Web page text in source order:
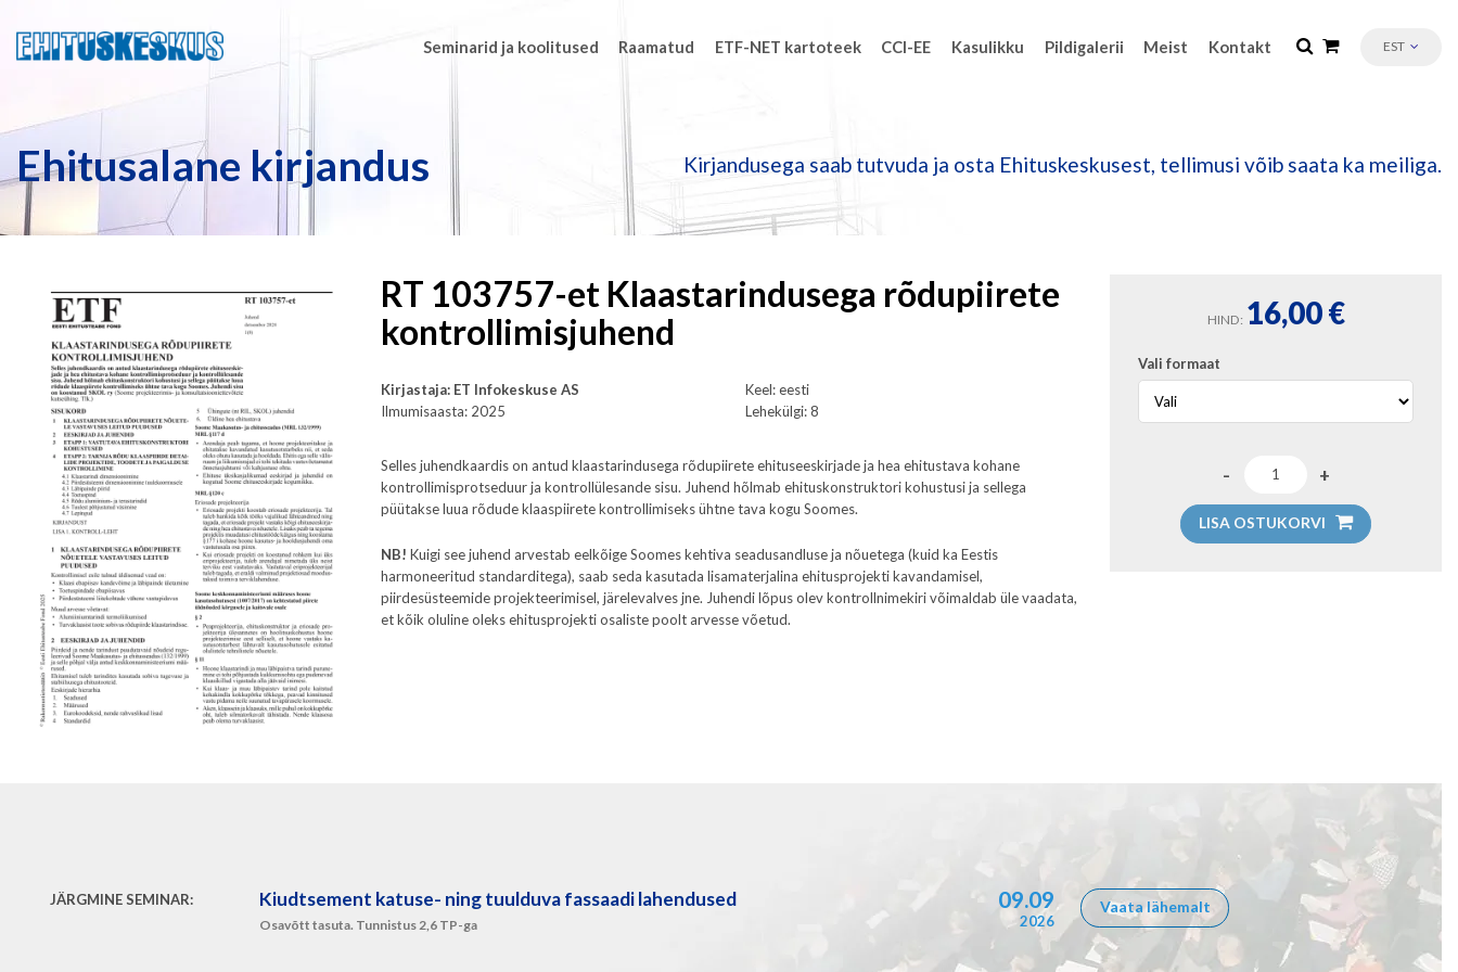
Seminarid ja koolitused Raamatud ETF-NET kartoteek CCI-EE Kasulikku Pildigalerii Meist Kontakt EST
Ehitusalane kirjandus Kirjandusega saab tutvuda ja osta Ehituskeskusest, tellimusi võib saata ka meiliga.
RT 103757-et Klaastarindusega rõdupiirete
kontrollimisjuhend
Kirjastaja: ET Infokeskuse AS
Ilmumisaasta: 2025
Keel: eesti
Lehekülgi: 8
Selles juhendkaardis on antud klaastarindusega rõdupiirete ehituseeskirjade ja hea ehitustava kohane
kontrollimisprotseduur ja kontrollülesande sisu. Juhend hõlmab ehituskonstruktori kohustusi ja sellega
püütakse luua rõdude klaaspiirete kontrollimiseks ühtne tava kogu Soomes.
NB! Kuigi see juhend arvestab eelkõige Soomes kehtiva seadusandluse ja nõuetega (kuid ka Eestis
harmoneeritud standarditega), saab seda kasutada lisamaterjalina ehitusprojekti kavandamisel,
piirdesüsteemide projekteerimisel, järelevalves jne. Juhendi lõpus olev kontrollnimekiri võimaldab üle vaadata,
et kõik oluline oleks ehitusprojekti osaliste poolt arvesse võetud.
HIND: 16,00€
Vali formaat
LISA OSTUKORVI
JÄRGMINE SEMINAR: Kiudtsement katuse- ning tuulduva fassaadi lahendused
Osavõtt tasuta. Tunnistus 2,6 TP-ga
09.09
2026
Vaata lähemalt